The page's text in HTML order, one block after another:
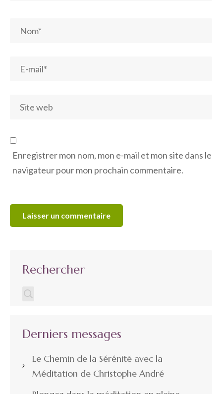
Enregistrer mon nom, mon e-mail et mon site dans le
navigateur pour mon prochain commentaire.
Rechercher
Derniers messages
Le Chemin de la Sérénité avec la
Méditation de Christophe André